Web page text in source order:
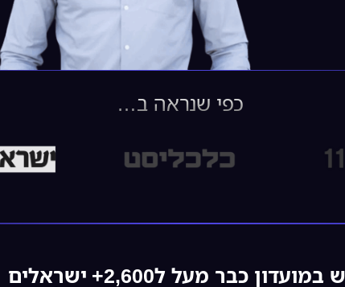
כפי שנראה ב…
במועדון כבר מעל ל2,600+ ישראלים